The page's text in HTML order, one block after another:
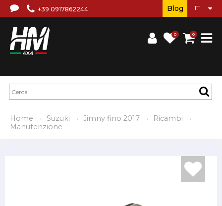
+39 0917862244
0 0
Blog
Home Suzuki Jimny fino 2017
Ricambi
Manutenzione